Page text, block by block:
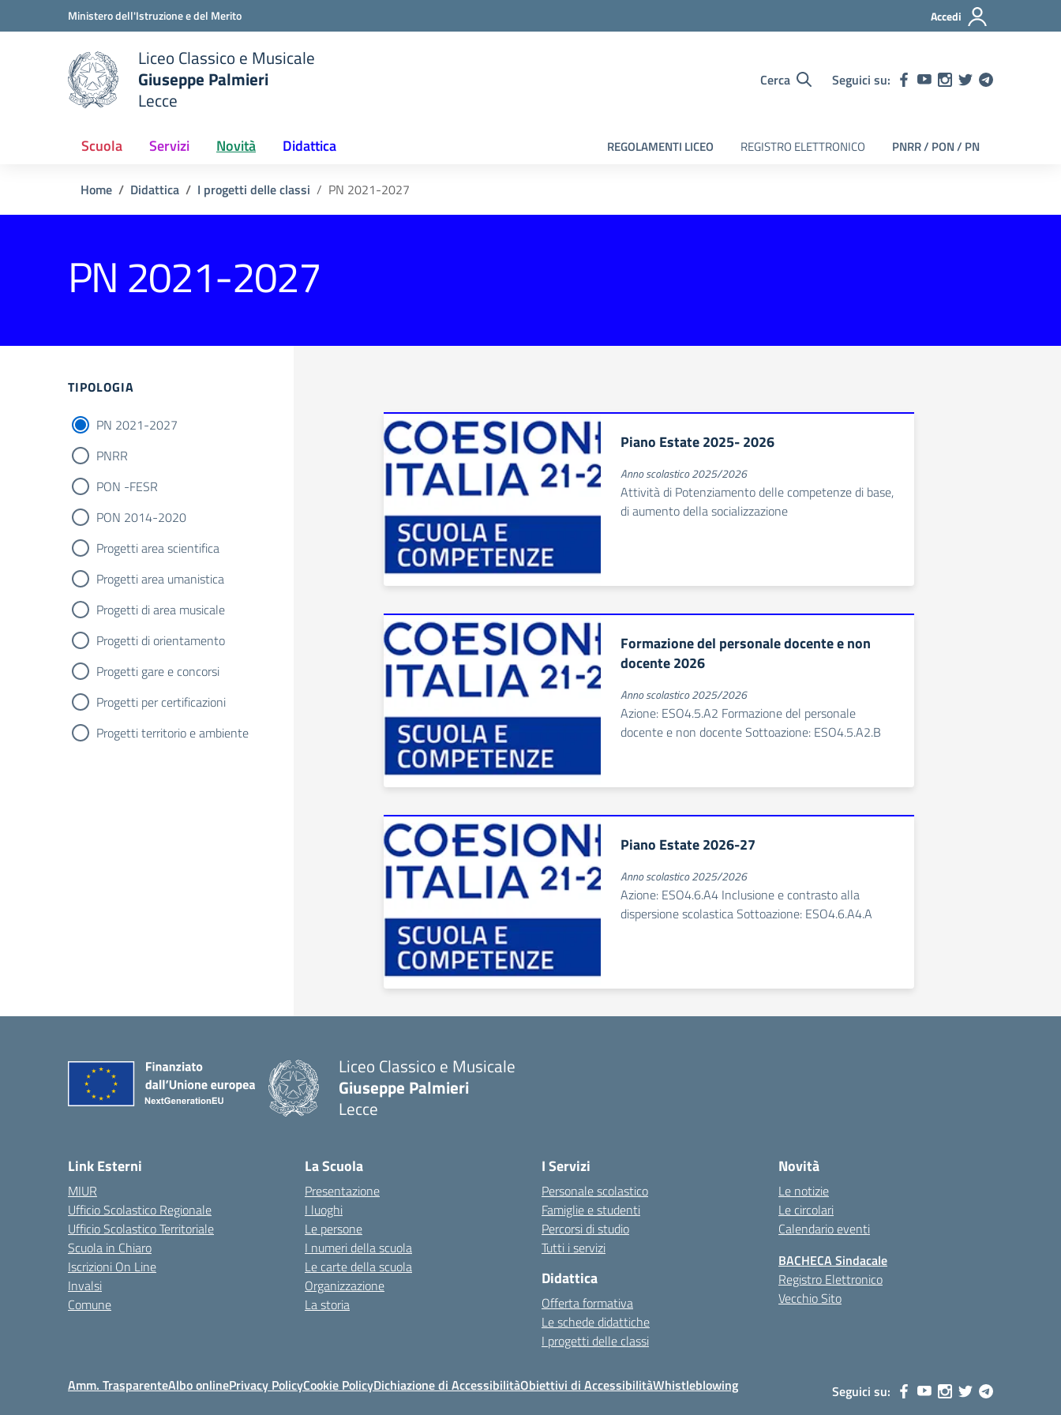
Vai ai contenuti
Vai al menu di navigazioneMinistero dell'Istruzione e del Merito Accedi
scuola
Liceo Classico e Musicale
Giuseppe Palmieri
Lecce
Cerca Seguici su:
Scuola Servizi Novità Didattica REGOLAMENTI LICEO REGISTRO ELETTRONICO PNRR / PON / PN
Home Didattica I progetti delle classi PN 2021-2027
PN 2021-2027
Filtri
TIPOLOGIA
PN 2021-2027
PNRR
PON -FESR
PON 2014-2020
Progetti area scientifica
Progetti area umanistica
Progetti di area musicale
Progetti di orientamento
Progetti gare e concorsi
Progetti per certificazioni
Progetti territorio e ambiente
Piano Estate 2025- 2026
Anno scolastico 2025/2026
Attività di Potenziamento delle competenze di base,
di aumento della socializzazione
Formazione del personale docente e non
docente 2026
Anno scolastico 2025/2026
Azione: ESO4.5.A2 Formazione del personale
docente e non docente Sottoazione: ESO4.5.A2.B
Piano Estate 2026-27
Anno scolastico 2025/2026
Azione: ESO4.6.A4 Inclusione e contrasto alla
dispersione scolastica Sottoazione: ESO4.6.A4.A
Liceo Classico e Musicale
Giuseppe Palmieri
Lecce
Link Esterni
MIUR
Ufficio Scolastico Regionale
Ufficio Scolastico Territoriale
Scuola in Chiaro
Iscrizioni On Line
Invalsi
Comune
La Scuola
Presentazione
I luoghi
Le persone
I numeri della scuola
Le carte della scuola
Organizzazione
La storia
I Servizi
Personale scolastico
Famiglie e studenti
Percorsi di studio
Tutti i servizi
Didattica
Offerta formativa
Le schede didattiche
I progetti delle classi
Novità
Le notizie
Le circolari
Calendario eventi
BACHECA Sindacale
Registro Elettronico
Vecchio Sito
Amm. TrasparenteAlbo onlinePrivacy PolicyCookie PolicyDichiazione di AccessibilitàObiettivi di AccessibilitàWhistleblowing Seguici su: